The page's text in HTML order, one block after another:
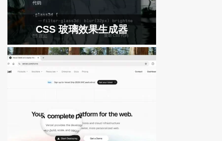
CSS 玻璃效果生成器